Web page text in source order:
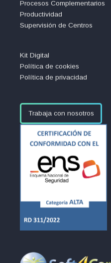
Procesos Complementarios
Productividad
Supervisión de Centros
Kit Digital
Política de cookies
Política de privacidad
Trabaja con nosotros